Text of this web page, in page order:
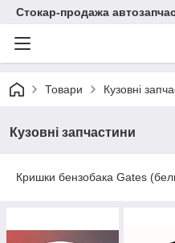
Стокар-продажа
Товари Кузовні
Кузовні запчастини
Кришки бензобака Gates